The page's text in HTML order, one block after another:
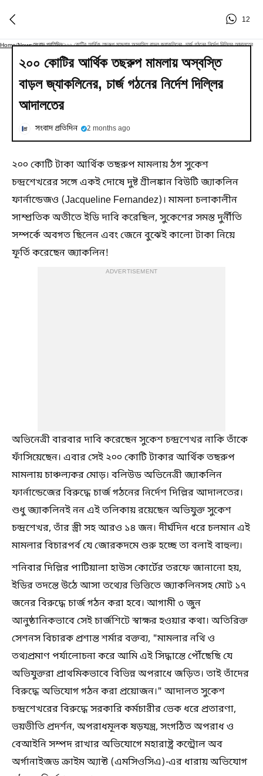
12
Home/News/সংবাদ প্রতিদিন/২০০ কোটির আর্থিক তছরুপ মামলায় অস্বস্তি বাড়ল জ্যাকলিনের, চার্জ গঠনের নির্দেশ দিল্লির আদালতের
২০০ কোটির আর্থিক তছরুপ মামলায় অস্বস্তি
বাড়ল জ্যাকলিনের, চার্জ গঠনের নির্দেশ দিল্লির
আদালতের
সংবাদ প্রতিদিন 2 months ago
২০০ কোটি টাকা আর্থিক তছরুপ মামলায় ঠগ সুকেশ
চন্দ্রশেখরের সঙ্গে একই দোষে দুষ্ট শ্রীলঙ্কান বিউটি জ্যাকলিন
ফার্নান্ডেজও (Jacqueline Fernandez)। মামলা চলাকালীন
সাম্প্রতিক অতীতে ইডি দাবি করেছিল, সুকেশের সমস্ত দুর্নীতি
সম্পর্কে অবগত ছিলেন এবং জেনে বুঝেই কালো টাকা নিয়ে
ফূর্তি করেছেন জ্যাকলিন!
ADVERTISEMENT
অভিনেত্রী বারবার দাবি করেছেন সুকেশ চন্দ্রশেখর নাকি তাঁকে
ফাঁসিয়েছেন। এবার সেই ২০০ কোটি টাকার আর্থিক তছরুপ
মামলায় চাঞ্চল্যকর মোড়। বলিউড অভিনেত্রী জ্যাকলিন
ফার্নান্ডেজের বিরুদ্ধে চার্জ গঠনের নির্দেশ দিল্লির আদালতের।
শুধু জ্যাকলিনই নন এই তলিকায় রয়েছেন অভিযুক্ত সুকেশ
চন্দ্রশেখর, তাঁর স্ত্রী সহ আরও ১৪ জন। দীর্ঘদিন ধরে চলমান এই
মামলার বিচারপর্ব যে জোরকদমে শুরু হচ্ছে তা বলাই বাহুল্য।
শনিবার দিল্লির পাটিয়ালা হাউস কোর্টের তরফে জানানো হয়,
ইডির তদন্তে উঠে আসা তথ্যের ভিত্তিতে জ্যাকলিনসহ মোট ১৭
জনের বিরুদ্ধে চার্জ গঠন করা হবে। আগামী ৩ জুন
আনুষ্ঠানিকভাবে সেই চার্জশিটে স্বাক্ষর হওয়ার কথা। অতিরিক্ত
সেশনস বিচারক প্রশান্ত শর্মার বক্তব্য, "মামলার নথি ও
তথ্যপ্রমাণ পর্যালোচনা করে আমি এই সিদ্ধান্তে পৌঁছেছি যে
অভিযুক্তরা প্রাথমিকভাবে বিভিন্ন অপরাধে জড়িত। তাই তাঁদের
বিরুদ্ধে অভিযোগ গঠন করা প্রয়োজন।" আদালত সুকেশ
চন্দ্রশেখরের বিরুদ্ধে সরকারি কর্মচারীর ভেক ধরে প্রতারণা,
ভয়ভীতি প্রদর্শন, অপরাধমূলক ষড়যন্ত্র, সংগঠিত অপরাধ ও
বেআইনি সম্পদ রাখার অভিযোগে মহারাষ্ট্র কন্ট্রোল অব
অর্গানাইজড ক্রাইম অ্যাক্ট (এমসিওসিএ)-এর ধারায় অভিযোগ